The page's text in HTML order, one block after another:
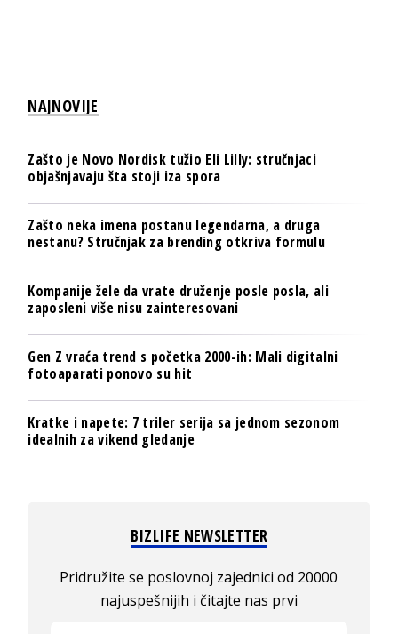
NAJNOVIJE
Zašto je Novo Nordisk tužio Eli Lilly: stručnjaci
objašnjavaju šta stoji iza spora
Zašto neka imena postanu legendarna, a druga
nestanu? Stručnjak za brending otkriva formulu
Kompanije žele da vrate druženje posle posla, ali
zaposleni više nisu zainteresovani
Gen Z vraća trend s početka 2000-ih: Mali digitalni
fotoaparati ponovo su hit
Kratke i napete: 7 triler serija sa jednom sezonom
idealnih za vikend gledanje
BIZLIFE NEWSLETTER
Pridružite se poslovnoj zajednici od 20000
najuspešnijih i čitajte nas prvi